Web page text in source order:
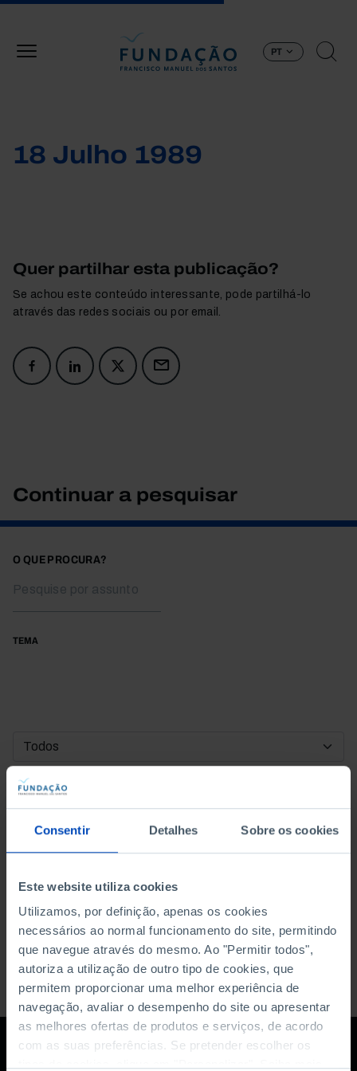
Consentir Detalhes Sobre os cookies
Este website utiliza cookies
Utilizamos, por definição, apenas os cookies
necessários ao normal funcionamento do site, permitindo
que navegue através do mesmo. Ao "Permitir todos",
autoriza a utilização de outro tipo de cookies, que
permitem proporcionar uma melhor experiência de
navegação, avaliar o desempenho do site ou apresentar
as melhores ofertas de produtos e serviços, de acordo
com as suas preferências. Se pretender escolher os
PT
18 Julho 1989
Quer partilhar esta publicação?
Se achou este conteúdo interessante, pode partilhá-lo
através das redes sociais ou por email.
Continuar a pesquisar
O QUE PROCURA?
TEMA
DATA DE INÍCIO
DATA DE FIM